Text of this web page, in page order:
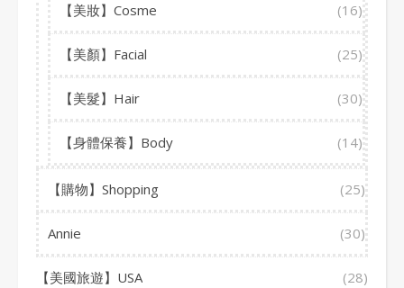
【美妝】Cosme (16)
【美顏】Facial (25)
【美髮】Hair (30)
【身體保養】Body (14)
【購物】Shopping (25)
Annie (30)
【美國旅遊】USA (28)